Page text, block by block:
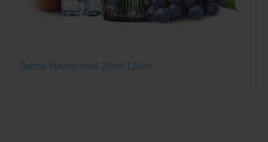
Tattoo Newschool 20ml/120ml